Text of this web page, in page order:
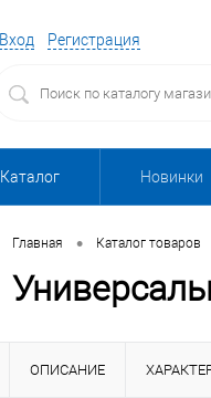
Вход Регистрация
Каталог Новинки
Главная • Каталог товаров
ОПИСАНИЕ